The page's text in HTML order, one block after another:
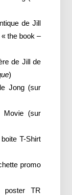
de Jill
the book –
de Jill de
)
Jong (sur
Movie (sur
T-Shirt
promo
poster TR